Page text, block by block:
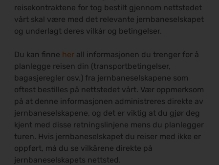
reisekontraktene for tog bestilt gjennom nettstedet
vårt skal være med det relevante jernbaneselskapet
og underlagt deres vilkår og betingelser.
Du kan finne her all informasjonen du trenger for å
planlegge reisen din (transportbetingelser,
bagasjeregler osv.) fra jernbaneselskapene som
oftest bestilles på nettstedet vårt. Vær oppmerksom
på at denne informasjonen administreres direkte av
jernbaneselskapene, og det er viktig at du gjør deg
kjent med disse retningslinjene mens du planlegger
turen. Hvis jernbaneselskapet du reiser med ikke er
oppført, må du se vilkårene direkte på
jernbaneselskapets nettsted.